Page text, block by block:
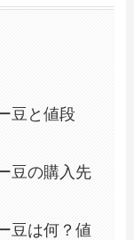
豆と値段
豆の購入先
豆は何？値